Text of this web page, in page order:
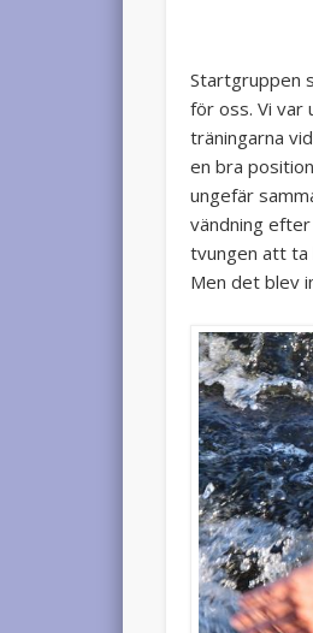
Startgruppen
för oss. Vi var
träningarna
en bra
ungefär
vändning
tvungen att ta
Men det blev